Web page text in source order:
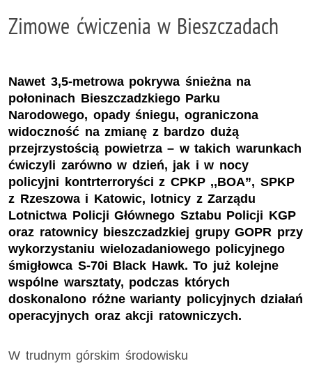
Zimowe ćwiczenia w Bieszczadach
Nawet 3,5-metrowa pokrywa śnieżna na
połoninach Bieszczadzkiego Parku
Narodowego, opady śniegu, ograniczona
widoczność na zmianę z bardzo dużą
przejrzystością powietrza – w takich warunkach
ćwiczyli zarówno w dzień, jak i w nocy
policyjni kontrterroryści z CPKP ,,BOA”, SPKP
z Rzeszowa i Katowic, lotnicy z Zarządu
Lotnictwa Policji Głównego Sztabu Policji KGP
oraz ratownicy bieszczadzkiej grupy GOPR przy
wykorzystaniu wielozadaniowego policyjnego
śmigłowca S-70i Black Hawk. To już kolejne
wspólne warsztaty, podczas których
doskonalono różne warianty policyjnych działań
operacyjnych oraz akcji ratowniczych.
W trudnym górskim środowisku